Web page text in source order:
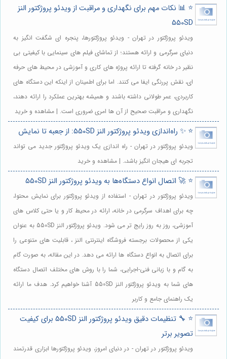
⭐️ 📊 نکات مهم برای نگهداری و مراقبت از ویدئو پروژکتور النز
550SD
ویدئو پروژکتور در تهران - ویدئو پروژکتورها، پنجره ای شگفت انگیز به
دنیای سرگرمی و ارائه هستند؛ از تماشای فیلم های سینمایی با کیفیتی بی
نظیر در خانه گرفته تا ارائه پروژه های کاری و آموزشی در محیط های حرفه
ای، نقش پررنگی ایفا می کنند. اما برای اطمینان از اینکه این دستگاه های
کاربردی، عمر طولانی داشته باشند و همیشه بهترین عملکرد را ارائه دهند،
نگهداری و مراقبت صحیح از آن ها امری ضروری است. | مشاهده و خرید
⭐️ ✨ راه‌اندازی ویدئو پروژکتور النز 550SD: از جعبه تا نمایش
ویدئو پروژکتور در تهران - راه اندازی یک ویدئو پروژکتور جدید می تواند
تجربه ای هیجان انگیز باشد،. | مشاهده و خرید
⭐️ 🚀 اتصال انواع دستگاه‌ها به ویدئو پروژکتور النز 550SD
ویدئو پروژکتور در تهران - استفاده از ویدئو پروژکتور برای نمایش محتوا،
چه برای اهداف سرگرمی در خانه، ارائه در محیط کار و یا حتی کلاس های
آموزشی، روز به روز رایج تر می شود. ویدئو پروژکتور النز 550SD به عنوان
یکی از محصولات برجسته فروشگاه اینترنتی النز ، قابلیت های متنوعی را
برای اتصال به انواع دستگاه ها ارائه می دهد. در این مقاله، به صورت گام
به گام و با زبانی فنی-اجرایی، شما را با روش های مختلف اتصال دستگاه
های شما به ویدئو پروژکتور النز 550SD آشنا خواهیم کرد. هدف ما ارائه
یک راهنمای جامع و کاربر
⭐️ 🔧 تنظیمات دقیق ویدئو پروژکتور النز 550SD برای کیفیت
تصویر برتر
ویدئو پروژکتور در تهران - در دنیای امروز، ویدئو پروژکتورها ابزاری قدرتمند